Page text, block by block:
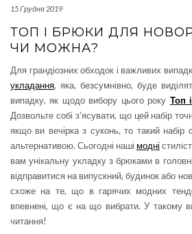
15 Грудня 2019
ТОП І БРЮКИ ДЛЯ
ЧИ МОЖНА?
Для грандіозних обходок і важливих
укладання, яка, безсумнівно, буде
випадку, як щодо вибору цього року Топ
Дозвольте собі з’ясувати, що цей набір
якщо ви вечірка з суконь, то такий
альтернативою. Сьогодні наші модні
вам унікальну укладку з брюками в
відправитися на випускний, будинок або
схоже на те, що в гарячих модних
впевнені, що є на що вибрати. У такому
читання!